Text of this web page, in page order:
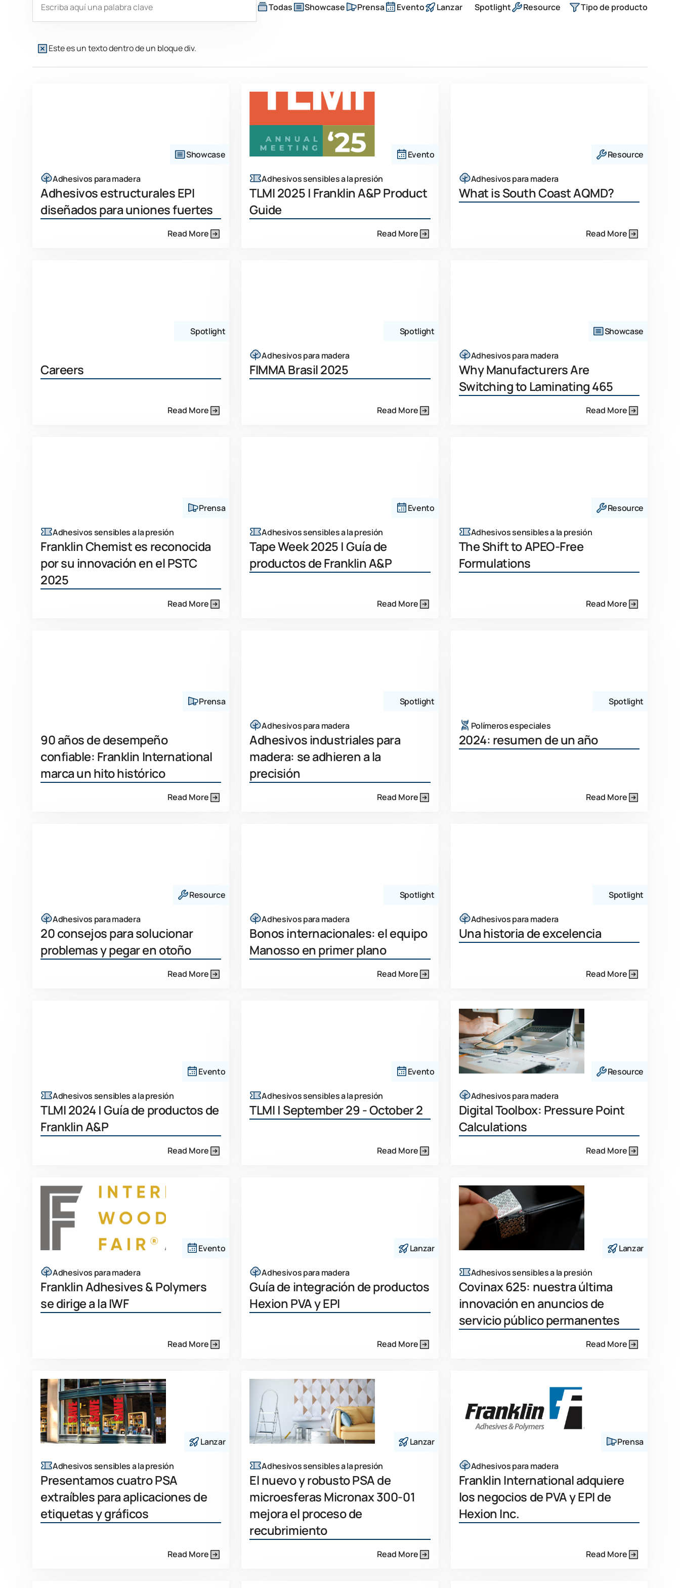
Todas Showcase Prensa Evento Lanzar Spotlight Resource Tipo de producto
Este es un texto dentro de un bloque div.
Showcase
Adhesivos para madera
Adhesivos estructurales EPI
diseñados para uniones fuertes
Read More
Evento
Adhesivos sensibles a la presión
TLMI 2025 | Franklin A&P Product
Guide
Read More
Resource
Adhesivos para madera
What is South Coast AQMD?
Read More
Spotlight
Careers
Read More
Spotlight
Adhesivos para madera
FIMMA Brasil 2025
Read More
Showcase
Adhesivos para madera
Why Manufacturers Are
Switching to Laminating 465
Read More
Prensa
Adhesivos sensibles a la presión
Franklin Chemist es reconocida
por su innovación en el PSTC
2025
Read More
Evento
Adhesivos sensibles a la presión
Tape Week 2025 | Guía de
productos de Franklin A&P
Read More
Resource
Adhesivos sensibles a la presión
The Shift to APEO-Free
Formulations
Read More
Prensa
90 años de desempeño
confiable: Franklin International
marca un hito histórico
Read More
Spotlight
Adhesivos para madera
Adhesivos industriales para
madera: se adhieren a la
precisión
Read More
Spotlight
Polímeros especiales
2024: resumen de un año
Read More
Resource
Adhesivos para madera
20 consejos para solucionar
problemas y pegar en otoño
Read More
Spotlight
Adhesivos para madera
Bonos internacionales: el equipo
Manosso en primer plano
Read More
Spotlight
Adhesivos para madera
Una historia de excelencia
Read More
Evento
Adhesivos sensibles a la presión
TLMI 2024 | Guía de productos de
Franklin A&P
Read More
Evento
Adhesivos sensibles a la presión
TLMI | September 29 - October 2
Read More
Resource
Adhesivos para madera
Digital Toolbox: Pressure Point
Calculations
Read More
Evento
Adhesivos para madera
Franklin Adhesives & Polymers
se dirige a la IWF
Read More
Lanzar
Adhesivos para madera
Guía de integración de productos
Hexion PVA y EPI
Read More
Lanzar
Adhesivos sensibles a la presión
Covinax 625: nuestra última
innovación en anuncios de
servicio público permanentes
Read More
Lanzar
Adhesivos sensibles a la presión
Presentamos cuatro PSA
extraíbles para aplicaciones de
etiquetas y gráficos
Read More
Lanzar
Adhesivos sensibles a la presión
El nuevo y robusto PSA de
microesferas Micronax 300-01
mejora el proceso de
recubrimiento
Read More
Prensa
Adhesivos para madera
Franklin International adquiere
los negocios de PVA y EPI de
Hexion Inc.
Read More